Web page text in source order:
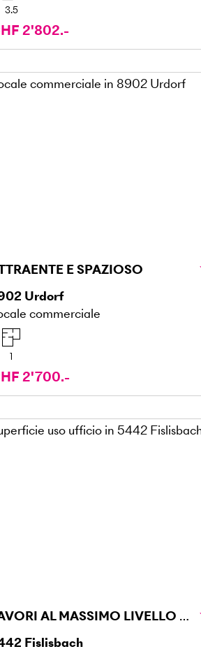
3.5
2'802.-
E SPAZIOSO
Urdorf
commerciale
1
2'700.-
LAVORI AL MASSIMO LIVELLO A FISLISBACH
Fislisbach